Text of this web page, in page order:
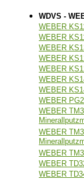
WDVS -
WEBER
WEBER
WEBER
WEBER
WEBER
WEBER
WEBER
WEBER
WEBER
WEBER
WEBER
WEBER
WEBER